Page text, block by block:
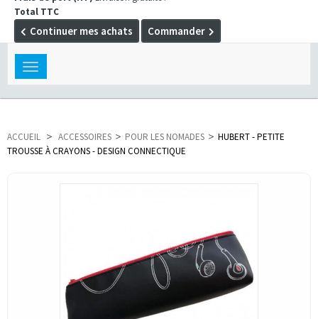
Total TTC
Continuer mes achats Commander
Toggle
navigation
ACCUEIL > ACCESSOIRES > POUR LES NOMADES > HUBERT - PETITE
TROUSSE À CRAYONS - DESIGN CONNECTIQUE